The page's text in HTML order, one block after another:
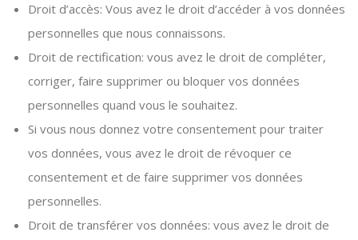
Droit d’accès: Vous avez le droit d’accéder à vos données
personnelles que nous connaissons.
Droit de rectification: vous avez le droit de compléter,
corriger, faire supprimer ou bloquer vos données
personnelles quand vous le souhaitez.
Si vous nous donnez votre consentement pour traiter
vos données, vous avez le droit de révoquer ce
consentement et de faire supprimer vos données
personnelles.
Droit de transférer vos données: vous avez le droit de